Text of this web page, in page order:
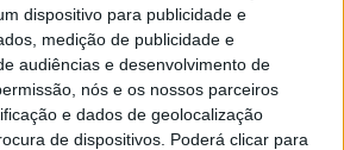
dispositivo para publicidade e
medição de publicidade e
audiências e desenvolvimento de
nós e os nossos parceiros
e dados de geolocalização
de dispositivos. Poderá clicar para
do Canteiro, em Alcains, recebeu a
ano letivo 2023/24 do polo de
Universidade Sénior Albicastrense -,
alunos inscritas.